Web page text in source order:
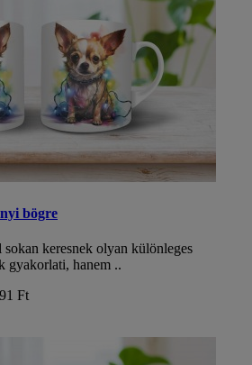
bögre
keresnek olyan különleges
gyakorlati, hanem ..
Ft